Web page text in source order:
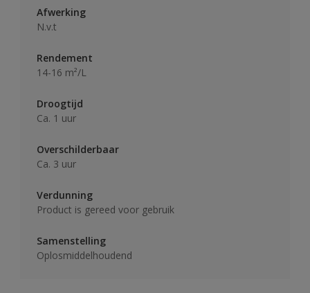
Afwerking
N.v.t
Rendement
14-16 m²/L
Droogtijd
Ca. 1 uur
Overschilderbaar
Ca. 3 uur
Verdunning
Product is gereed voor gebruik
Samenstelling
Oplosmiddelhoudend